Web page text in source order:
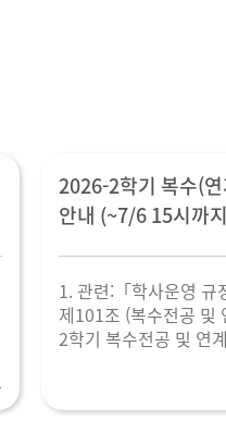
2026-2학기 복수(
안내 (~7/6 15시까
1. 관련:「학사운영 규
제101조 (복수전공 및
2학기 복수전공 및 연